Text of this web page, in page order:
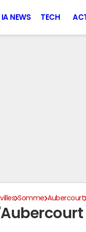
IA NEWS TECH
Somme Aubercourt